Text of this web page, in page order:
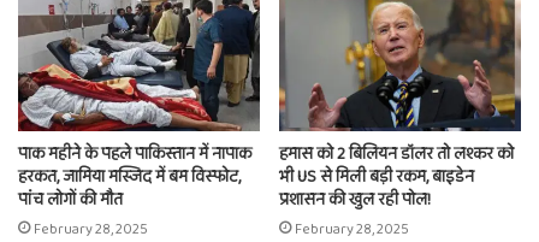
पाक महीने के पहले पाकिस्तान में नापाक
हरकत, जामिया मस्जिद में बम विस्फोट,
पांच लोगों की मौत
February 28, 2025
हमास को 2 बिलियन डॉलर तो लश्कर को
भी US से मिली बड़ी रकम, बाइडेन
प्रशासन की खुल रही पोल!
February 28, 2025